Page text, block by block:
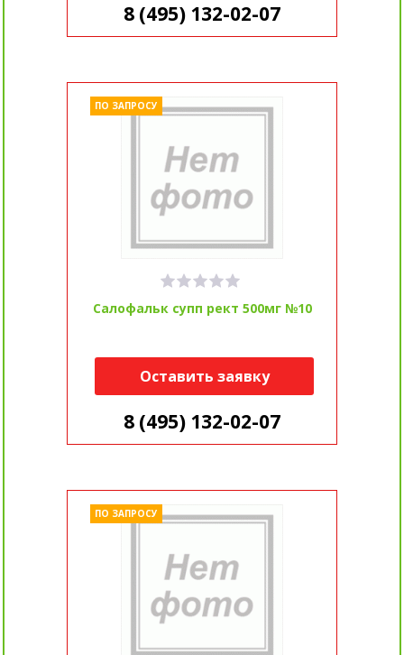
8 (495) 132-02-07
Салофальк супп рект 500мг №10
ПО ЗАПРОСУ
Оставить заявку
8 (495) 132-02-07
ПО ЗАПРОСУ